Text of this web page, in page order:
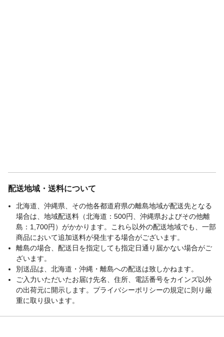
配送地域・送料について
北海道、沖縄県、その他各都道府県の離島地域が配送先となる
場合は、地域配送料（北海道：500円、沖縄県およびその他離
島：1,700円）がかかります。これら以外の配送地域でも、一部
商品において追加送料が発生する場合がございます。
離島の場合、配送日を指定しても指定日通り届かない場合がご
ざいます。
別送品は、北海道・沖縄・離島への配送は致しかねます。
ご入力いただいたお届け先名、住所、電話番号をカインズ以外
の出荷元に開示します。プライバシーポリシーの規定に則り厳
重に取り扱います。